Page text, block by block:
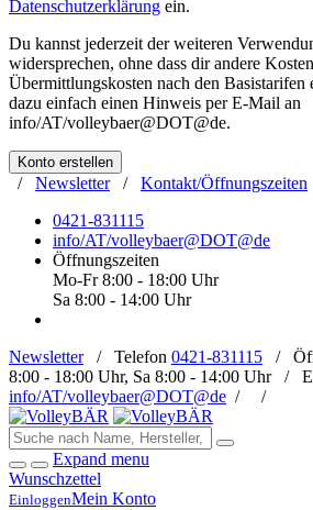
Datenschutzerklärung ein.
Du kannst jederzeit der weiteren
widersprechen, ohne dass dir andere
Übermittlungskosten nach den Basistarifen
dazu einfach einen Hinweis per E-Mail an
info/AT/volleybaer@DOT@de.
Konto erstellen
/ Newsletter/ Kontakt/Öffnungszeiten
0421-831115
info/AT/volleybaer@DOT@de
Öffnungszeiten
Mo-Fr 8:00 - 18:00 Uhr
Sa 8:00 - 14:00 Uhr
Newsletter/ Telefon 0421-831115 /
8:00 - 18:00 Uhr, Sa 8:00 - 14:00 Uhr /
info/AT/volleybaer@DOT@de / /
Expand menu
Wunschzettel
EinloggenMein Konto